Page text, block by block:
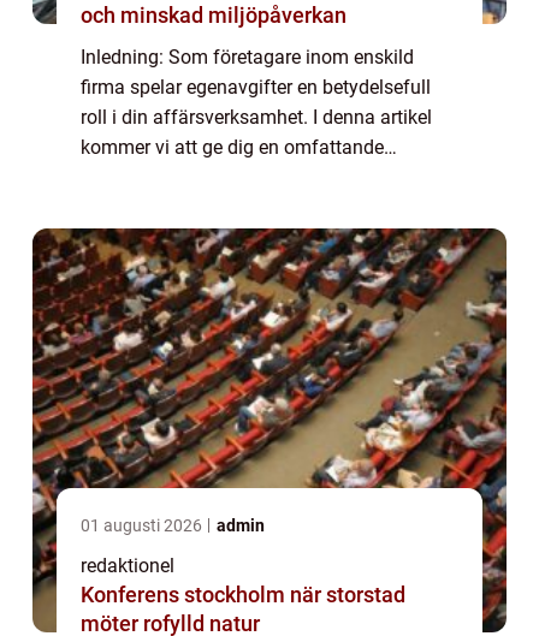
och minskad miljöpåverkan
Inledning: Som företagare inom enskild
firma spelar egenavgifter en betydelsefull
roll i din affärsverksamhet. I denna artikel
kommer vi att ge dig en omfattande
...
01 augusti 2026 admin
redaktionel
Konferens stockholm när storstad
möter rofylld natur